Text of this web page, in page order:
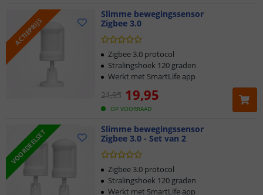
ACTIEPRIJS
Slimme bewegingssensor
Zigbee 3.0
OP VOORRAAD
21,95 19,95
Zigbee 3.0 protocol
Stralingshoek 120 graden
Werkt met SmartLife app
VOORDEELSET
Slimme bewegingssensor
Zigbee 3.0 - Set van 2
Zigbee 3.0 protocol
Stralingshoek 120 graden
Werkt met SmartLife app